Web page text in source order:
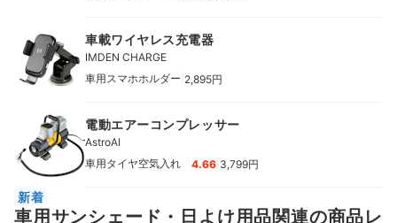
車載ワイヤレス充電器
IMDEN CHARGE
車用スマホホルダー 2,895円
電動エアーコンプレッサー
AstroAI
車用タイヤ空気入れ
4.66 3,799円
新着
車用サンシェード・日よけ用品関連の商品レ